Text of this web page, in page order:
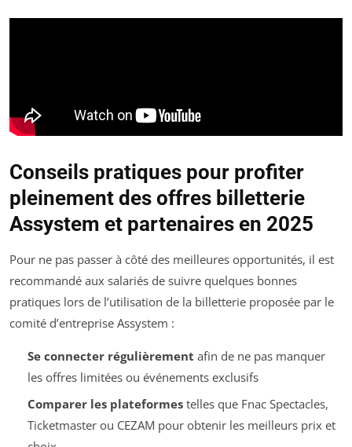
Conseils pratiques pour profiter
pleinement des offres billetterie
Assystem et partenaires en 2025
Pour ne pas passer à côté des meilleures opportunités, il est
recommandé aux salariés de suivre quelques bonnes
pratiques lors de l’utilisation de la billetterie proposée par le
comité d’entreprise Assystem :
Se connecter régulièrement afin de ne pas manquer
les offres limitées ou événements exclusifs
Comparer les plateformestelles que Fnac Spectacles,
Ticketmaster ou CEZAM pour obtenir les meilleurs prix et